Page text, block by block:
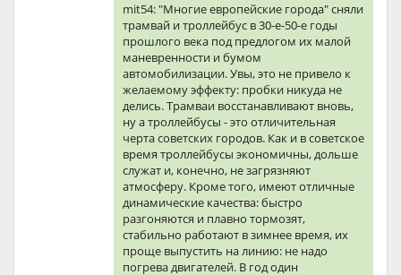
mit54: "Многие европейские города" сняли
трамвай и троллейбус в 30-е-50-е годы
прошлого века под предлогом их малой
маневренности и бумом
автомобилизации. Увы, это не привело к
желаемому эффекту: пробки никуда не
делись. Трамваи восстанавливают вновь,
ну а троллейбусы - это отличительная
черта советских городов. Как и в советское
время троллейбусы экономичны, дольше
служат и, конечно, не загрязняют
атмосферу. Кроме того, имеют отличные
динамические качества: быстро
разгоняются и плавно тормозят,
стабильно работают в зимнее время, их
проще выпустить на линию: не надо
погрева двигателей. В год один